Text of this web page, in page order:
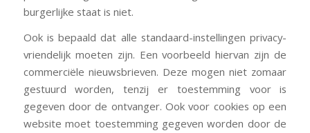
burgerlijke staat is niet.
Ook is bepaald dat alle standaard-instellingen privacy-
vriendelijk moeten zijn. Een voorbeeld hiervan zijn de
commerciële nieuwsbrieven. Deze mogen niet zomaar
gestuurd worden, tenzij er toestemming voor is
gegeven door de ontvanger. Ook voor cookies op een
website moet toestemming gegeven worden door de